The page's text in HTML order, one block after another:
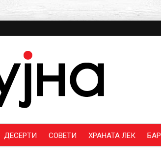
ДЕСЕРТИ СОВЕТИ ХРАНАТА ЛЕК БАР